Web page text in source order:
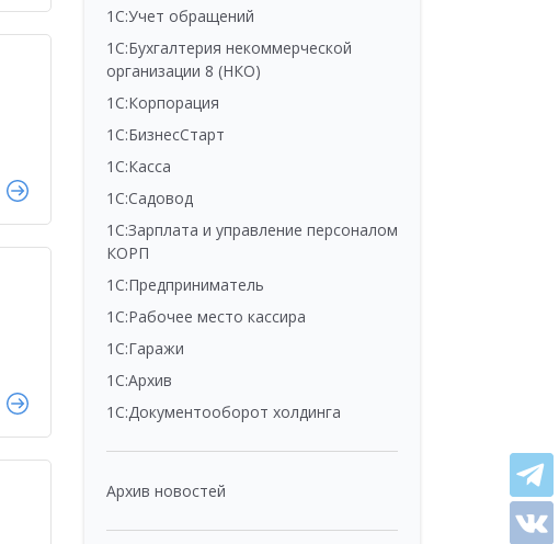
1С:Учет обращений
1С:Бухгалтерия некоммерческой
организации 8 (НКО)
1С:Корпорация
1С:БизнесСтарт
1С:Касса
1С:Садовод
1С:Зарплата и управление персоналом
КОРП
1С:Предприниматель
1С:Рабочее место кассира
1С:Гаражи
1С:Архив
1С:Документооборот холдинга
Архив новостей